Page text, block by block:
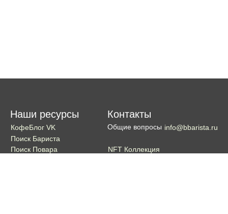
Наши ресурсы
КофеБлог VK
Поиск Бариста
Поиск Повара
Контакты
Общие вопросы info@bbarista.ru
NFT Коллекция